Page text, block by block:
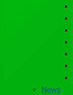
News